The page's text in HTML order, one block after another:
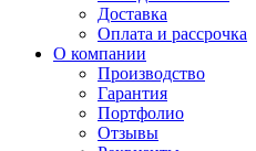
Доставка
Оплата и рассрочка
О компании
Производство
Гарантия
Портфолио
Отзывы